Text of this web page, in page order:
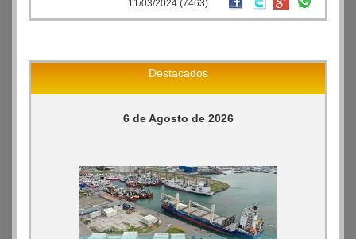
11/03/2024 (7463)
Destacados
6 de Agosto de 2026